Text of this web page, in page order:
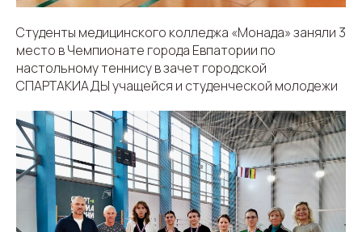
Студенты медицинского колледжа «Монада» заняли 3
место в Чемпионате города Евпатории по
настольному теннису в зачет городской
СПАРТАКИАДЫ учащейся и студенческой молодежи